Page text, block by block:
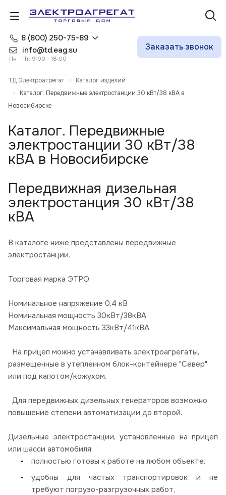
8 (800) 250-75-89
info@td.eag.su
Пн - Пт: 9:00 - 18:00
Заказать звонок
ТД Электроагрегат
Каталог изделий
Каталог. Передвижные электростанции 30 кВт/38 кВА в
Новосибирске
Каталог. Передвижные
электростанции 30 кВт/38
кВА в Новосибирске
Передвижная дизельная
электростанция 30 кВт/38
кВА
В каталоге ниже представлены передвижные
электростанции.
Торговая марка ЭТРО
Номинальное напряжение 0,4 кВ
Номинальная мощность 30кВт/38кВА
Максимальная мощность 33кВт/41кВА
На прицеп можно устанавливать электроагрегаты,
размещенные в утепленном блок-контейнере "Север"
или под капотом/кожухом.
Для передвижных дизельных генераторов возможно
повышение степени автоматизации до второй.
Дизельные электростанции, установленные на прицеп
или шасси автомобиля:
полностью готовы к работе на любом объекте,
удобны для частых транспортировок и не
требуют погрузо-разгрузочных работ,